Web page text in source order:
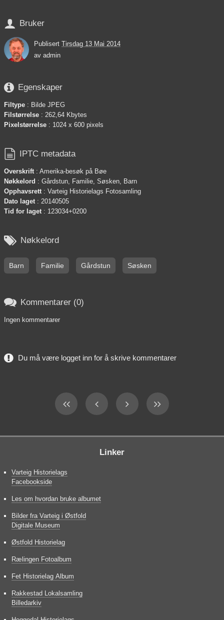
 Bruker
Publisert Tirsdag 13 Mai 2014
av admin
 Egenskaper
Filtype : Bilde JPEG
Filstørrelse : 262,64 Kbytes
Pixelstørrelse : 1024 x 600 pixels
 IPTC metadata
Overskrift : Amerika-besøk på Bøe
Nøkkelord : Gårdstun, Familie, Søsken, Barn
Opphavsrett : Varteig Historielags Fotosamling
Dato laget : 20140505
Tid for laget : 123034+0200
 Nøkkelord
Barn Familie Gårdstun Søsken
 Kommentarer (0)
Ingen kommentarer
Du må være logget inn for å skrive kommentarer
Linker
Varteig Historielags
Facebookside
Les om hvordan bruke albumet
Bilder fra Varteig i Østfold
Digitale Museum
Østfold Historielag
Rælingen Fotoalbum
Fet Historielag Album
Rakkestad Lokalsamling
Billedarkiv